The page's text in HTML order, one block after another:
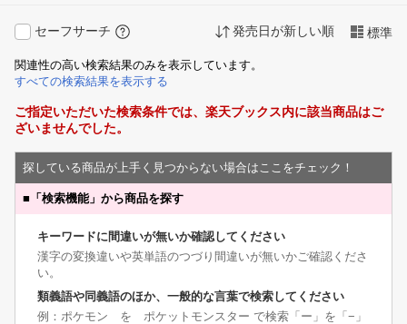
セーフサーチ 発売日が新しい順 標準
関連性の高い検索結果のみを表示しています。
すべての検索結果を表示する
ご指定いただいた検索条件では、楽天ブックス内に該当商品はご
ざいませんでした。
探している商品が上手く見つからない場合はここをチェック！
■ 「検索機能」から商品を探す
キーワードに間違いが無いか確認してください
漢字の変換違いや英単語のつづり間違いが無いかご確認くださ
い。
類義語や同義語のほか、一般的な言葉で検索してください
例：ポケモン を ポケットモンスター で検索「ー」を「−」